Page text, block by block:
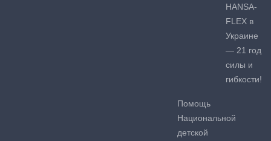
HANSA-
FLEX в
Украине
— 21 год
силы и
гибкости!
Помощь
Национальной
детской